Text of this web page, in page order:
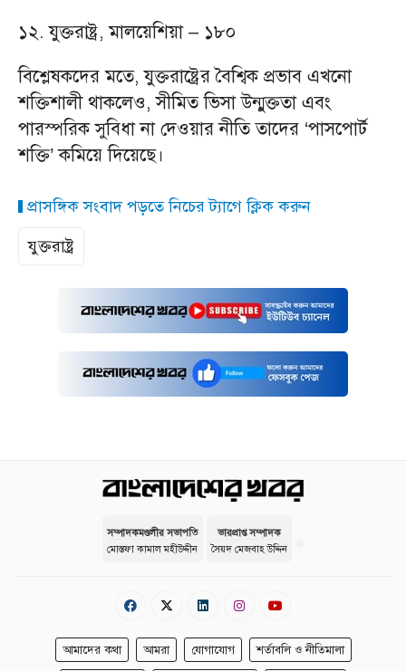
১২. যুক্তরাষ্ট্র, মালয়েশিয়া – ১৮০
বিশ্লেষকদের মতে, যুক্তরাষ্ট্রের বৈশ্বিক প্রভাব এখনো
শক্তিশালী থাকলেও, সীমিত ভিসা উন্মুক্ততা এবং
পারস্পরিক সুবিধা না দেওয়ার নীতি তাদের ‘পাসপোর্ট
শক্তি’ কমিয়ে দিয়েছে।
প্রাসঙ্গিক সংবাদ পড়তে নিচের ট্যাগে ক্লিক করুন
যুক্তরাষ্ট্র
সম্পাদকমণ্ডলীর সভাপতি
মোস্তফা কামাল মহীউদ্দীন
ভারপ্রাপ্ত সম্পাদক
সৈয়দ মেজবাহ উদ্দিন
আমাদের কথা আমরা যোগাযোগ শর্তাবলি ও নীতিমালা